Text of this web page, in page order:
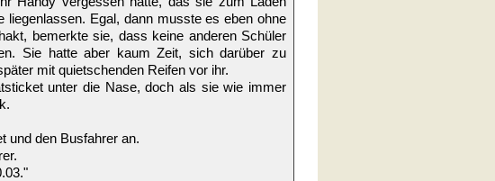
Egal, dann musste es eben ohne
bemerkte sie, dass keine anderen Schüler
Sie hatte aber kaum Zeit, sich darüber zu
mit quietschenden Reifen vor ihr.
unter die Nase, doch als sie wie immer
und den Busfahrer an.